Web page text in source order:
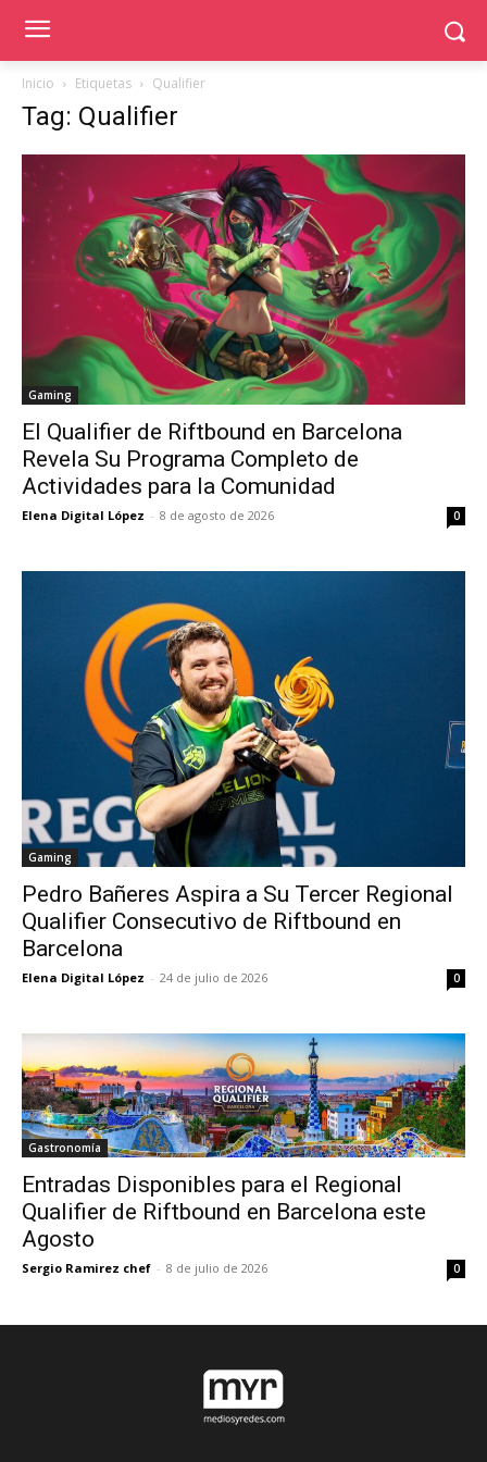
Inicio Etiquetas Qualifier
Tag: Qualifier
Gaming
El Qualifier de Riftbound en Barcelona
Revela Su Programa Completo de
Actividades para la Comunidad
Elena Digital López - 8 de agosto de 2026 0
Gaming
Pedro Bañeres Aspira a Su Tercer Regional
Qualifier Consecutivo de Riftbound en
Barcelona
Elena Digital López - 24 de julio de 2026 0
Gastronomía
Entradas Disponibles para el Regional
Qualifier de Riftbound en Barcelona este
Agosto
Sergio Ramirez chef - 8 de julio de 2026 0